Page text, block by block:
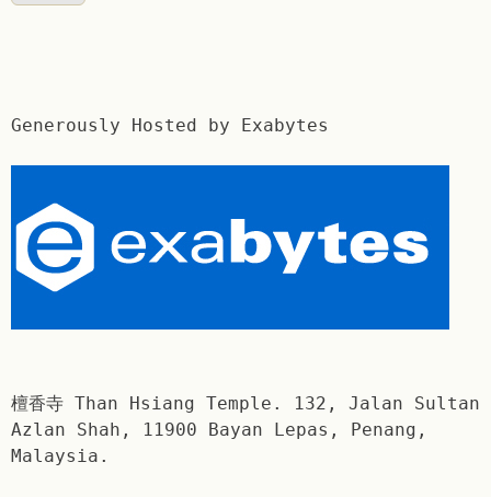
Generously Hosted by Exabytes
檀香寺 Than Hsiang Temple. 132, Jalan Sultan
Azlan Shah, 11900 Bayan Lepas, Penang,
Malaysia.